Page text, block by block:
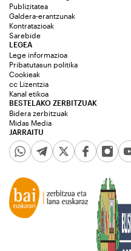
Publizitatea
Galdera-erantzunak
Kontratazioak
Sarebide
JARRAITU
LEGEA
Lege informazioa
Pribatutasun politika
Cookieak
cc Lizentzia
Kanal etikoa
BESTELAKO ZERBITZUAK
Bidera zerbitzuak
Midas Media